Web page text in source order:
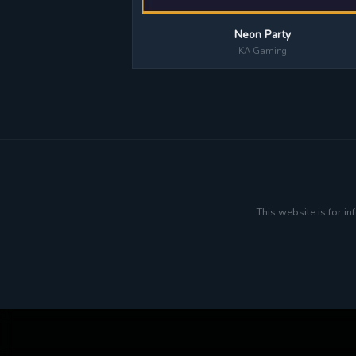
Neon Party
KA Gaming
This website is for